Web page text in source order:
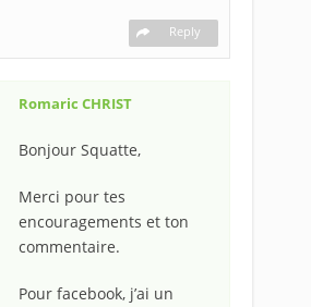
Reply
Romaric CHRIST
Bonjour Squatte,
Merci pour tes
encouragements et ton
commentaire.
Pour facebook, j’ai un